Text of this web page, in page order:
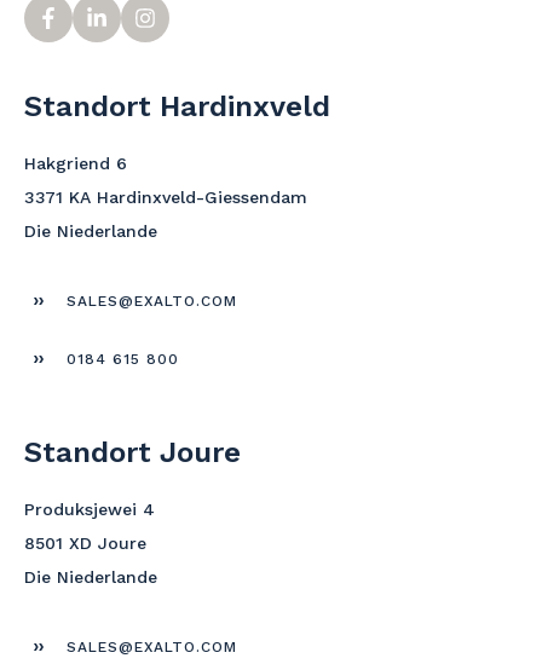
Standort Hardinxveld
Hakgriend 6
3371 KA Hardinxveld-Giessendam
Die Niederlande
SALES@EXALTO.COM
0184 615 800
Standort Joure
Produksjewei 4
8501 XD Joure
Die Niederlande
SALES@EXALTO.COM